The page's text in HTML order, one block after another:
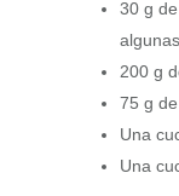
30 g de
200 g
75 g de
Una
Una